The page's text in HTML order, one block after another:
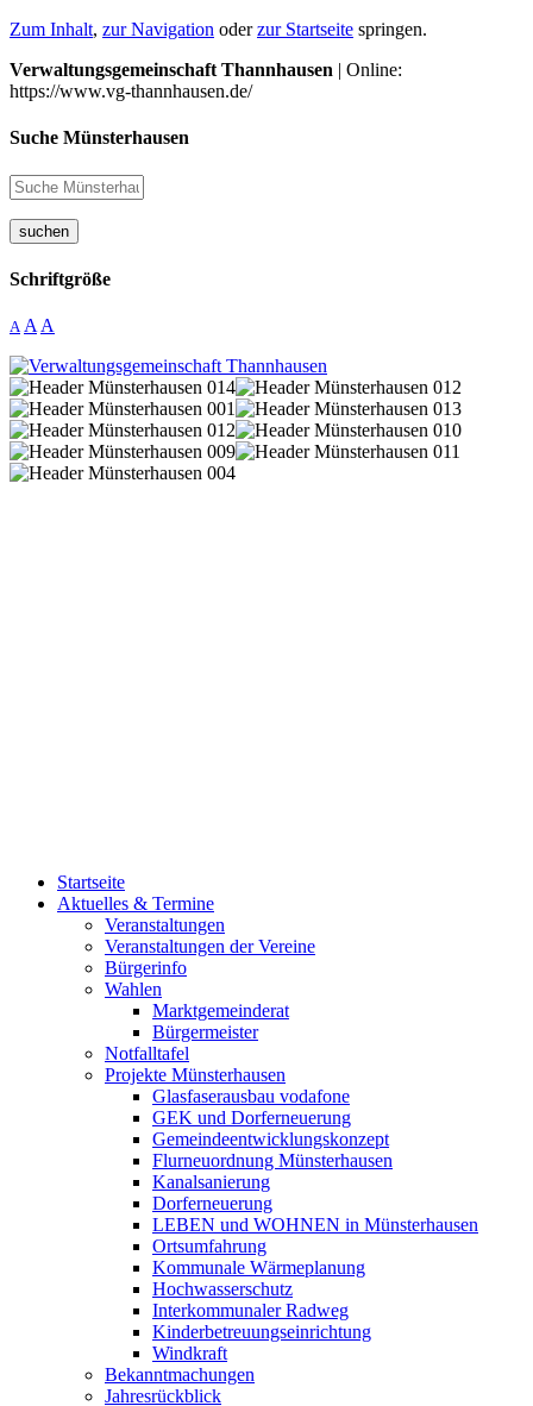
Zum Inhalt, zur Navigation oderzur Startseite springen.
Verwaltungsgemeinschaft Thannhausen | Online:
https://www.vg-thannhausen.de/
Suche Münsterhausen
suchen
Schriftgröße
A A A
Startseite
Aktuelles & Termine
Veranstaltungen
Veranstaltungen der Vereine
Bürgerinfo
Wahlen
Marktgemeinderat
Bürgermeister
Notfalltafel
Projekte Münsterhausen
Glasfaserausbau vodafone
GEK und Dorferneuerung
Gemeindeentwicklungskonzept
Flurneuordnung Münsterhausen
Kanalsanierung
Dorferneuerung
LEBEN und WOHNEN in Münsterhausen
Ortsumfahrung
Kommunale Wärmeplanung
Hochwasserschutz
Interkommunaler Radweg
Kinderbetreuungseinrichtung
Windkraft
Bekanntmachungen
Jahresrückblick